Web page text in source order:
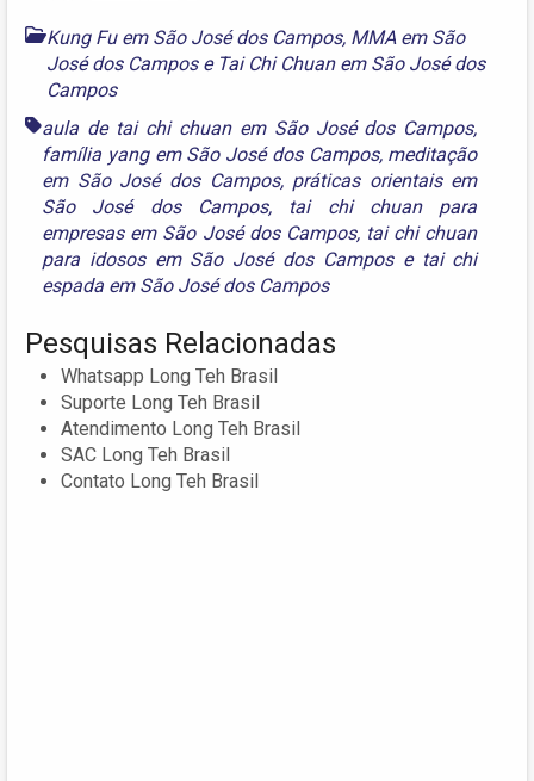
Kung Fu em São José dos Campos, MMA em São
José dos Campose Tai Chi Chuan em São José dos
Campos
aula de tai chi chuan em São José dos Campos,
família yang em São José dos Campos, meditação
em São José dos Campos, práticas orientais em
São José dos Campos, tai chi chuan para
empresas em São José dos Campos, tai chi chuan
para idosos em São José dos Campose tai chi
espada em São José dos Campos
Pesquisas Relacionadas
Whatsapp Long Teh Brasil
Suporte Long Teh Brasil
Atendimento Long Teh Brasil
SAC Long Teh Brasil
Contato Long Teh Brasil